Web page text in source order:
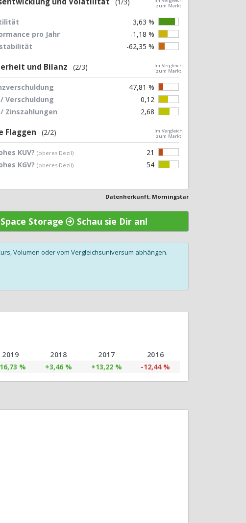
zum Markt
3,63 %
pro Jahr
-1,18 %
-62,35 %
und Bilanz (2/3)
Im Vergleich
zum Markt
47,81 %
/ Verschuldung
0,12
/ Zinszahlungen
2,68
Flaggen (2/2)
Im Vergleich
zum Markt
KUV?(oberes Dezil)
21
KGV?(oberes Dezil) 54
Datenherkunft: Morningstar
Storage Schau sie Dir an!
Volumen oder vom Vergleichsuniversum abhängen.
2019 2018 2017
2016
% +3,46 % +13,22 % -12,44 %